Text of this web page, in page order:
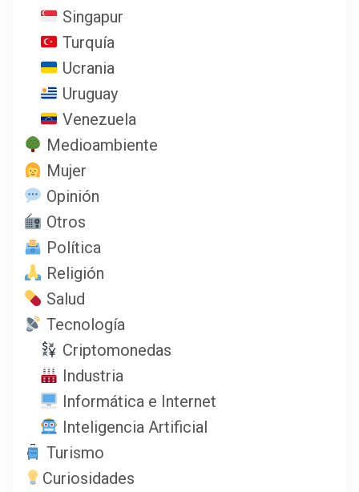
Singapur
Turquía
Ucrania
Uruguay
Venezuela
Medioambiente
Mujer
Opinión
Otros
Política
Religión
Salud
Tecnología
Criptomonedas
Industria
Informática e Internet
Inteligencia Artificial
Turismo
Curiosidades